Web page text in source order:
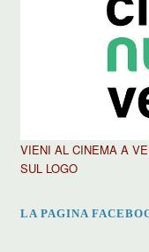
VIENI AL CINEMA A
SUL LOGO
LA PAGINA